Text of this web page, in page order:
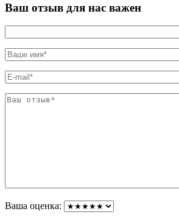
Ваш отзыв для нас важен
Ваша оценка: